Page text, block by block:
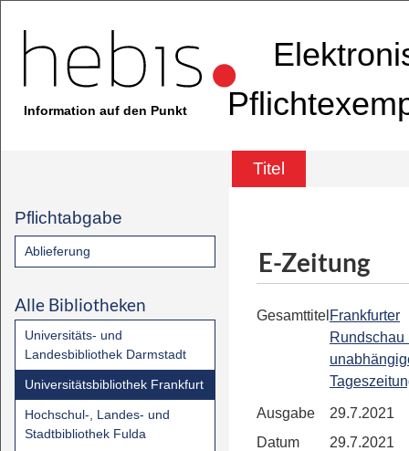
Information auf den Punkt
Titel
Pflichtabgabe
Ablieferung
Alle Bibliotheken
Universitäts- und
Landesbibliothek Darmstadt
Universitätsbibliothek Frankfurt
Hochschul-, Landes- und
Stadtbibliothek Fulda
E-Zeitung
Gesamttitel Frankfurter
Rundschau
Ausgabe
29.7.2021
Datum
29.7.2021